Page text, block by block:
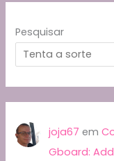
Pesquisar
joja67 em
Gboard: